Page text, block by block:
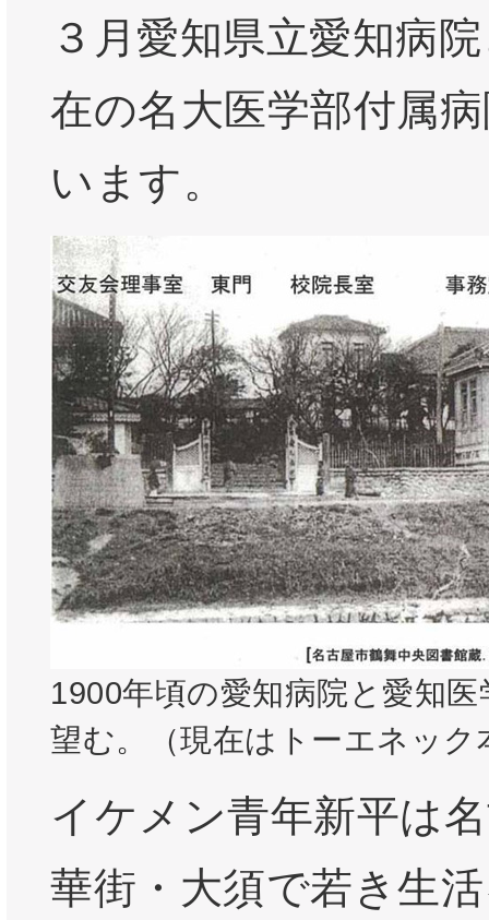
３月愛知県立愛知病
在の名大医学部付属
います。
1900年頃の愛知病院と愛知
望む。（現在はトーエネック
イケメン青年新平は
華街・大須で若き生